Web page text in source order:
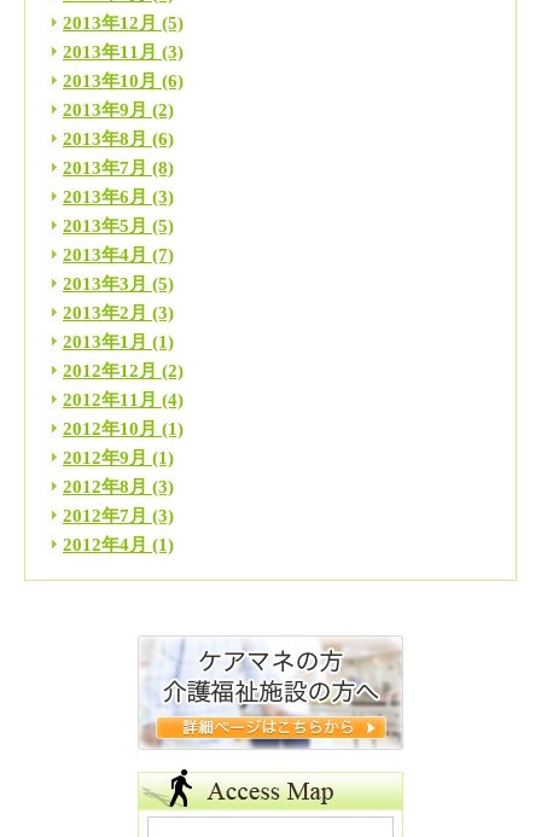
2013年12月 (5)
2013年11月 (3)
2013年10月 (6)
2013年9月 (2)
2013年8月 (6)
2013年7月 (8)
2013年6月 (3)
2013年5月 (5)
2013年4月 (7)
2013年3月 (5)
2013年2月 (3)
2013年1月 (1)
2012年12月 (2)
2012年11月 (4)
2012年10月 (1)
2012年9月 (1)
2012年8月 (3)
2012年7月 (3)
2012年4月 (1)